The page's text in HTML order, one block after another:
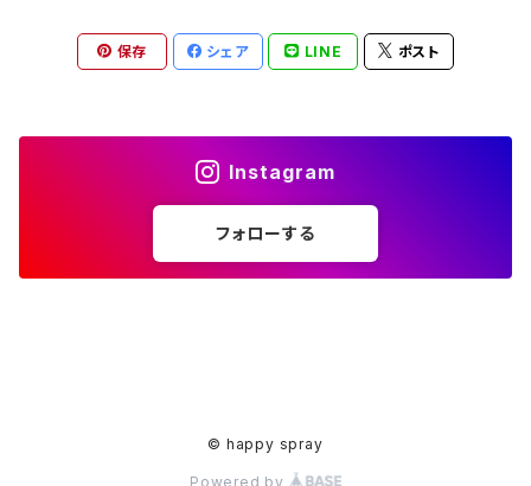
アクセサリー
イヤリング
印鑑ケース
メガネストラップ
アクセサリー
ピアス
保存 シェア LINE ポスト
Instagram
フォローする
© happy spray
Powered by